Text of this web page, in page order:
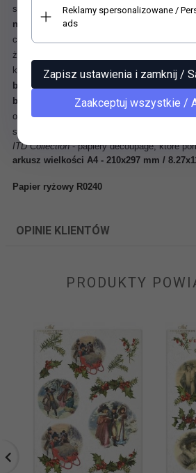
styropian. Posiada w całej strukturze
nieregularnej grubości
, ułożone w
czemu papier zyskuje oryginalny wygląd i
żadnych szczególnych zaleceń co do
klejem. Sprawdzona odpowiednia technika
barwy pozostają czyste, nie zmywają się
blakną
. Papier świetnie się przykleja i daje
obłych przedmiotach. Umożliwia uzyskanie
sztuce decoupage.
ITD Collection- papiery decoupage, które
arkusz wielkości A4 - 210x297 mm /
Papier ryżowy R0240
OPINIE KLIENTÓW
PRODUKTY
Reklamy spersonalizowane /
ads
Zaakceptuj wszystkie /